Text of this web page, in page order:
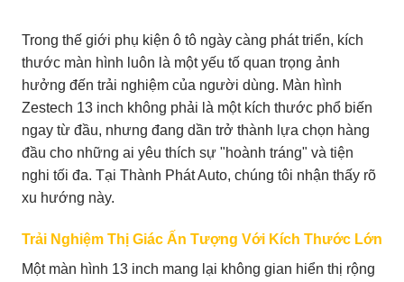
Trong thế giới phụ kiện ô tô ngày càng phát triển, kích
thước màn hình luôn là một yếu tố quan trọng ảnh
hưởng đến trải nghiệm của người dùng. Màn hình
Zestech 13 inch không phải là một kích thước phổ biến
ngay từ đầu, nhưng đang dần trở thành lựa chọn hàng
đầu cho những ai yêu thích sự "hoành tráng" và tiện
nghi tối đa. Tại Thành Phát Auto, chúng tôi nhận thấy rõ
xu hướng này.
Trải Nghiệm Thị Giác Ấn Tượng Với Kích Thước Lớn
Một màn hình 13 inch mang lại không gian hiển thị rộng